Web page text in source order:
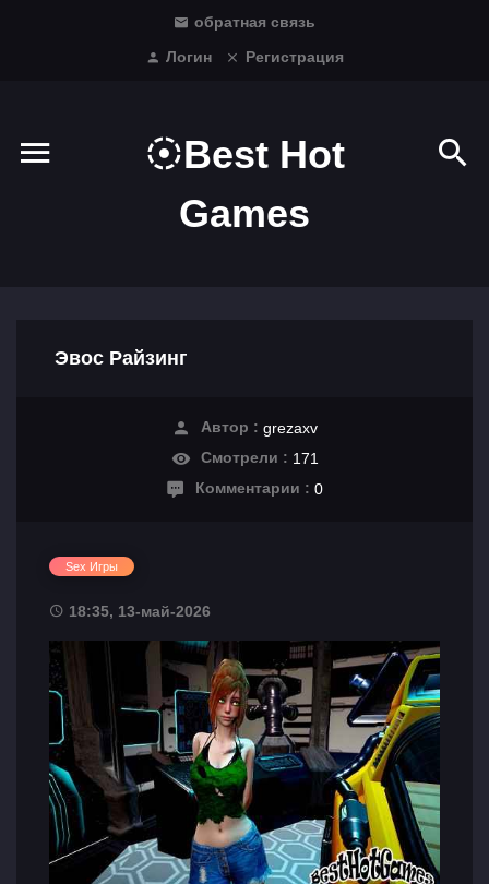
обратная связь
Логин
Регистрация
Best Hot
Games
Эвос Райзинг
Автор : grezaxv
Смотрели : 171
Комментарии : 0
Sex Игры
18:35, 13-май-2026